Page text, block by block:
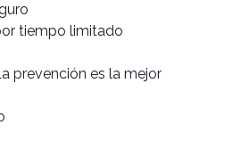
tiempo limitado
prevención es la mejor